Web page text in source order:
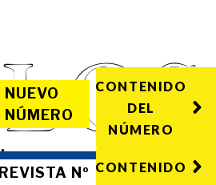
NUEVO
NÚMERO
·
REVISTA Nº
CONTENIDO
DEL
NÚMERO
CONTENIDO